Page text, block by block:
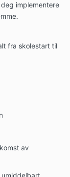
tone i alle
og
NOK
fra
implementere
fra skolestart til
av